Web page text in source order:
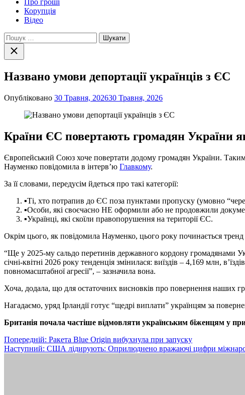
Про гроші
Корупція
Відео
Пошук:
Закрити
пошук
Названо умови депортації українців з ЄС
Опубліковано 30 Травня, 202630 Травня, 2026
Країни ЄС повертають громадян України
Європейський Союз хоче повертати додому громадян України.
Науменко повідомила в інтерв’ю Главкому.
За її словами, передусім йдеться про такі категорії:
▪️Ті, хто потрапив до ЄС поза пунктами пропуску (умовно
▪️Особи, які своєчасно НЕ оформили або не продовжили
▪️Українці, які скоїли правопорушення на території ЄС.
Окрім цього, як повідомила Науменко, цього року починається
“Ще у 2025-му сальдо перетинів державного кордону громадянами
січні-квітні 2026 року тенденція змінилася: виїздів – 4,169 млн,
повномасштабної агресії”, – зазначила вона.
Хоча, додала, що для остаточних висновків про повернення наших
Нагадаємо, уряд Ірландії готує “щедрі виплати” українцям за
Британія почала частіше відмовляти українським біженцям у
Навігація
записів
Попередній: Ракета Blue Origin вибухнула при запуску
Наступний: США лідирують: Оприлюднено вражаючі цифри